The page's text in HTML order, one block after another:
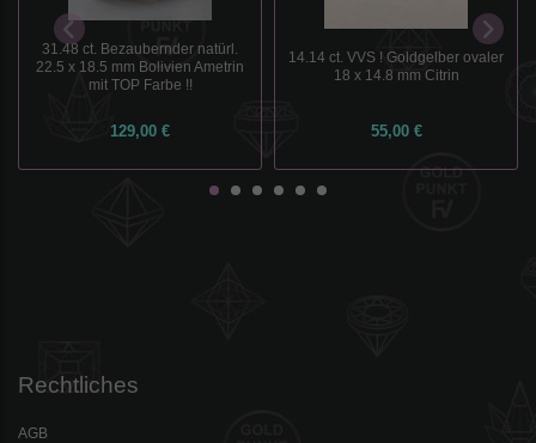
31.48 ct. Bezaubernder natürl.
22.5 x 18.5 mm Bolivien Ametrin
mit TOP Farbe !!
129,00 €
14.14 ct. VVS ! Goldgelber ovaler
18 x 14.8 mm Citrin
55,00 €
Rechtliches
AGB